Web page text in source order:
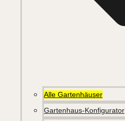
Alle Gartenhäuser
Gartenhaus-Konfigurator